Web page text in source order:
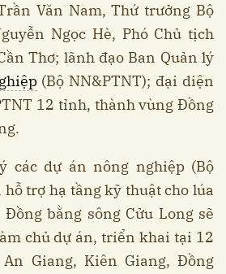
Văn Nam, Thứ trưởng Bộ
Ngọc Hè, Phó Chủ tịch
Thơ; lãnh đạo Ban Quản lý
(Bộ NN&PTNT); đại diện
12 tỉnh, thành vùng Đồng
các dự án nông nghiệp (Bộ
hỗ trợ hạ tầng kỹ thuật cho lúa
bằng sông Cửu Long sẽ
chủ dự án, triển khai tại 12
Giang, Kiên Giang, Đồng